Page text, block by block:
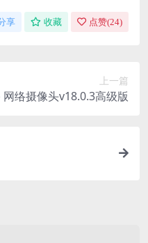
享 收藏 点赞(24)
上一篇
络摄像头v18.0.3高级版